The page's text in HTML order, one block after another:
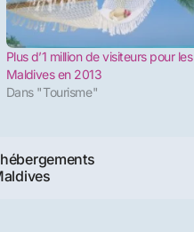
Plus d’1 million de visiteurs pour les
Maldives en 2013
Dans "Tourisme"